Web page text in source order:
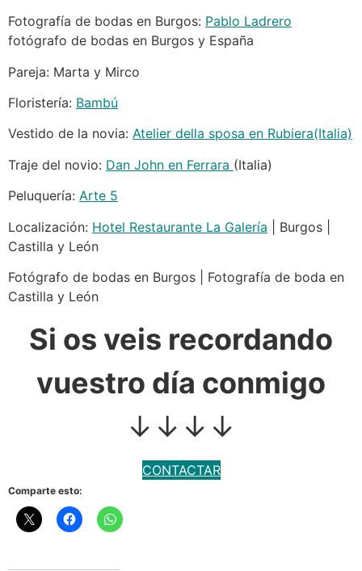
Fotografía de bodas en Burgos: Pablo Ladrero
fotógrafo de bodas en Burgos y España
Pareja: Marta y Mirco
Floristería: Bambú
Vestido de la novia: Atelier della sposa en Rubiera(Italia)
Traje del novio: Dan John en Ferrara (Italia)
Peluquería: Arte 5
Localización: Hotel Restaurante La Galería | Burgos |
Castilla y León
Fotógrafo de bodas en Burgos | Fotografía de boda en
Castilla y León
Si os veis recordando
vuestro día conmigo
↓↓↓↓
CONTACTAR
Comparte esto: